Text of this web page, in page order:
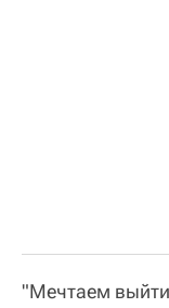
"Мечтаем